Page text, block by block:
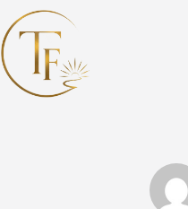
Inhalt
springen